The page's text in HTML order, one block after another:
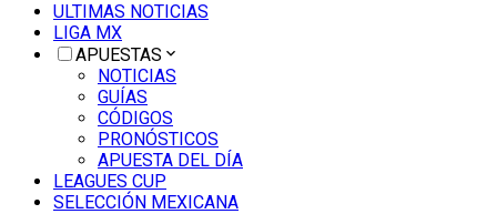
ULTIMAS NOTICIAS
LIGA MX
APUESTAS
NOTICIAS
GUÍAS
CÓDIGOS
PRONÓSTICOS
APUESTA DEL DÍA
LEAGUES CUP
SELECCIÓN MEXICANA